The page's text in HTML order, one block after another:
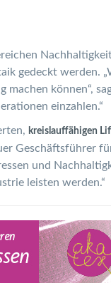
gedeckt werden.
können“,
einzahlen.“
kreislauffähigen
Geschäftsführer
und
leisten werden.“